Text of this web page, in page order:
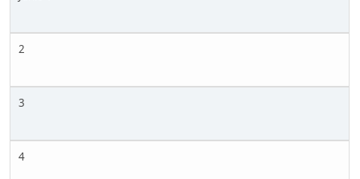
2
3
4